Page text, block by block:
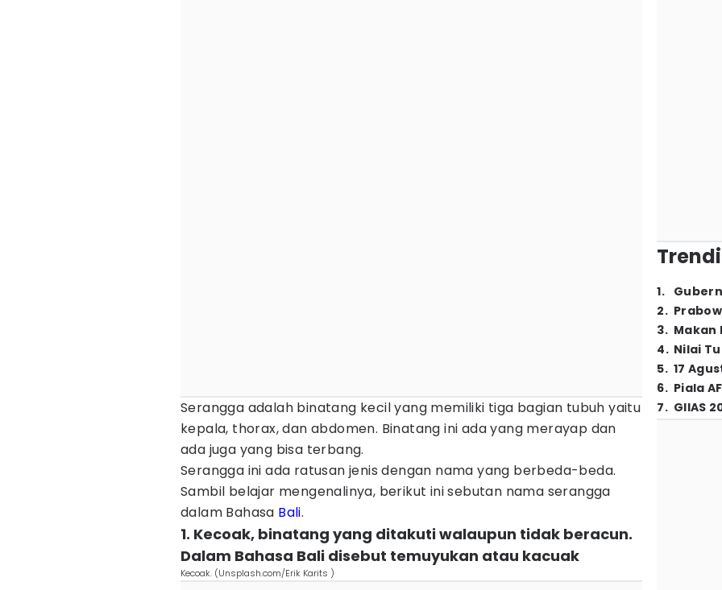
Serangga adalah binatang kecil yang memiliki tiga bagian tubuh yaitu
kepala, thorax, dan abdomen. Binatang ini ada yang merayap dan
ada juga yang bisa terbang.
Serangga ini ada ratusan jenis dengan nama yang berbeda-beda.
Sambil belajar mengenalinya, berikut ini sebutan nama serangga
dalam Bahasa Bali.
1. Kecoak, binatang yang ditakuti walaupun tidak beracun.
Dalam Bahasa Bali disebut temuyukan atau kacuak
Kecoak. (Unsplash.com/Erik Karits )
1.
2.
3. Makan
4. Nilai
5. 17
6. Piala
7. GIIAS